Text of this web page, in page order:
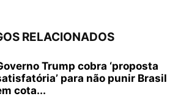
RELACIONADOS
Trump cobra ‘proposta
para não punir Brasil
cota...